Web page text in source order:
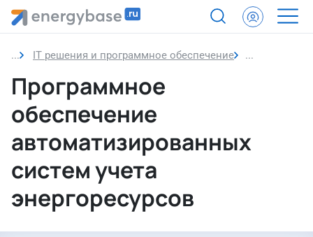
IT решения и программное обеспечение
Программное
обеспечение
автоматизированных
систем учета
энергоресурсов